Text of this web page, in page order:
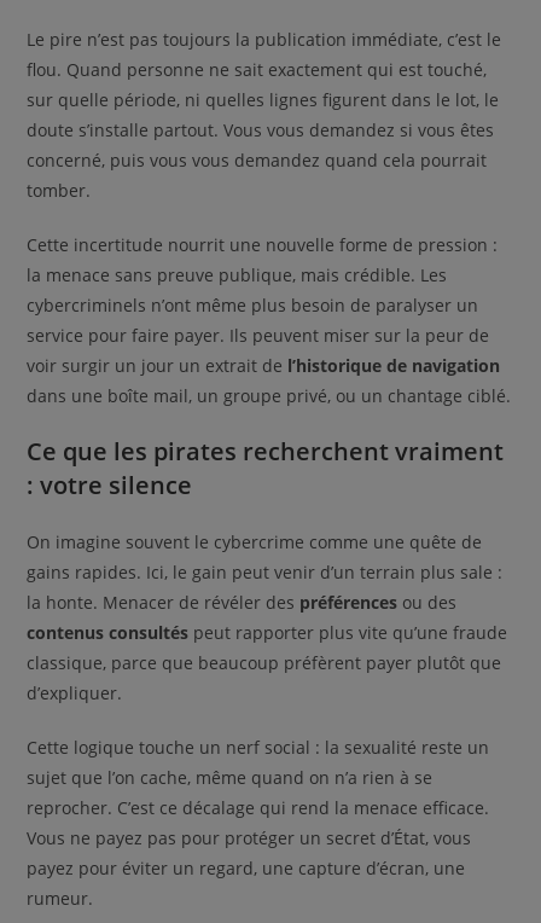
Le pire n’est pas toujours la publication immédiate, c’est le
flou. Quand personne ne sait exactement qui est touché,
sur quelle période, ni quelles lignes figurent dans le lot, le
doute s’installe partout. Vous vous demandez si vous êtes
concerné, puis vous vous demandez quand cela pourrait
tomber.
Cette incertitude nourrit une nouvelle forme de pression :
la menace sans preuve publique, mais crédible. Les
cybercriminels n’ont même plus besoin de paralyser un
service pour faire payer. Ils peuvent miser sur la peur de
voir surgir un jour un extrait de l’historique de navigation
dans une boîte mail, un groupe privé, ou un chantage ciblé.
Ce que les pirates recherchent vraiment
: votre silence
On imagine souvent le cybercrime comme une quête de
gains rapides. Ici, le gain peut venir d’un terrain plus sale :
la honte. Menacer de révéler des préférences ou des
contenus consultés peut rapporter plus vite qu’une fraude
classique, parce que beaucoup préfèrent payer plutôt que
d’expliquer.
Cette logique touche un nerf social : la sexualité reste un
sujet que l’on cache, même quand on n’a rien à se
reprocher. C’est ce décalage qui rend la menace efficace.
Vous ne payez pas pour protéger un secret d’État, vous
payez pour éviter un regard, une capture d’écran, une
rumeur.